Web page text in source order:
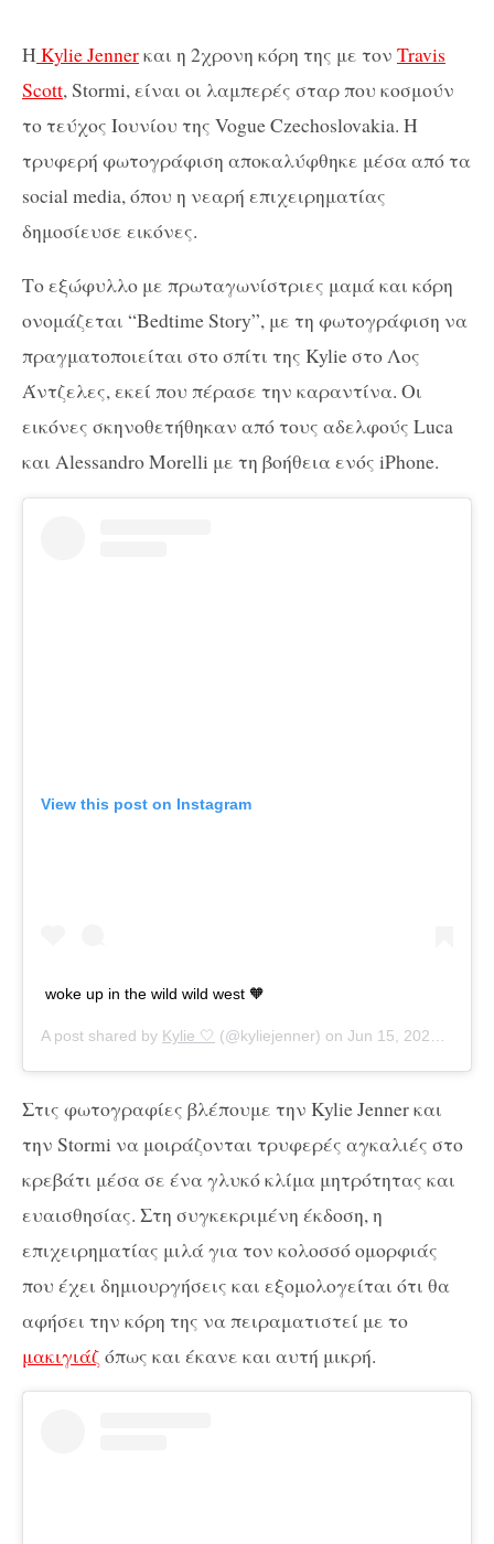
Η Kylie Jennerκαι η 2χρονη κόρη της με τον Travis
Scott, Stormi, είναι οι λαμπερές σταρ που κοσμούν
το τεύχος Ιουνίου της Vogue Czechoslovakia. Η
τρυφερή φωτογράφιση αποκαλύφθηκε μέσα από τα
social media, όπου η νεαρή επιχειρηματίας
δημοσίευσε εικόνες.
Το εξώφυλλο με πρωταγωνίστριες μαμά και κόρη
ονομάζεται “Bedtime Story”, με τη φωτογράφιση να
πραγματοποιείται στο σπίτι της Kylie στο Λος
Άντζελες, εκεί που πέρασε την καραντίνα. Οι
εικόνες σκηνοθετήθηκαν από τους αδελφούς Luca
και Alessandro Morelli με τη βοήθεια ενός iPhone.
View this post on Instagram
woke up in the wild wild west 🧡
A post shared by Kylie 🤍 (@kyliejenner) on Jun 15, 2020 at 3:41pm PDT
Στις φωτογραφίες βλέπουμε την Kylie Jenner και
την Stormi να μοιράζονται τρυφερές αγκαλιές στο
κρεβάτι μέσα σε ένα γλυκό κλίμα μητρότητας και
ευαισθησίας. Στη συγκεκριμένη έκδοση, η
επιχειρηματίας μιλά για τον κολοσσό ομορφιάς
που έχει δημιουργήσεις και εξομολογείται ότι θα
αφήσει την κόρη της να πειραματιστεί με το
μακιγιάζ όπως και έκανε και αυτή μικρή.